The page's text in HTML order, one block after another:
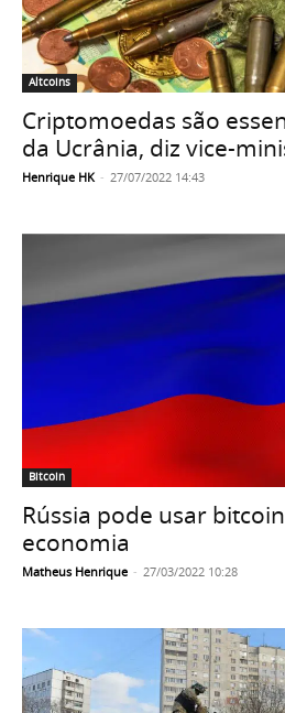
Altcoins
Criptomoedas são
da Ucrânia, diz vice-
Henrique HK - 27/07/2022 14:43
Bitcoin
Rússia pode usar
economia
Matheus Henrique - 27/03/2022 10:28